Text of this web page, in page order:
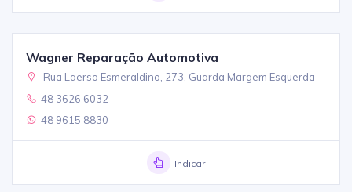
Wagner Reparação Automotiva
Rua Laerso Esmeraldino, 273, Guarda Margem Esquerda
48 3626 6032
48 9615 8830
Indicar